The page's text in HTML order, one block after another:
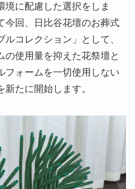
境に配慮した選択をしま
今回、日比谷花壇のお葬式
コレクション」として、
の使用量を抑えた花祭壇と
フォームを一切使用しない
たに開始します。